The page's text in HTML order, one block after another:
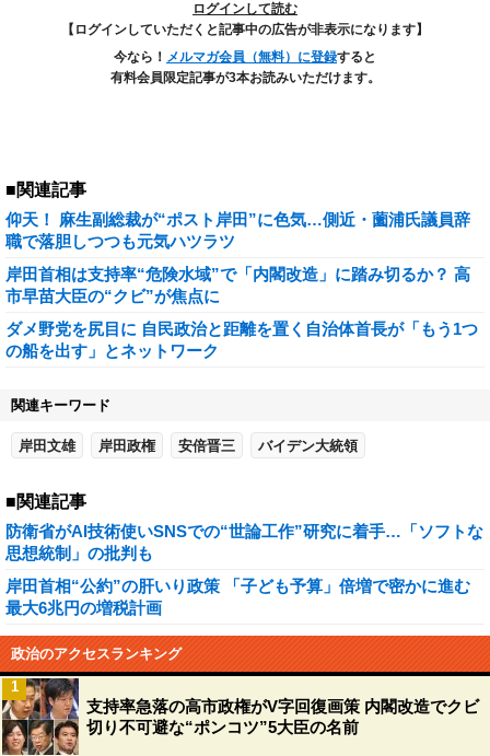
ログインして読む
【ログインしていただくと記事中の広告が非表示になります】
今なら！ メルマガ会員（無料）に登録すると
有料会員限定記事が3本お読みいただけます。
■関連記事
仰天！ 麻生副総裁が“ポスト岸田”に色気…側近・薗浦氏議員辞
職で落胆しつつも元気ハツラツ
岸田首相は支持率“危険水域”で「内閣改造」に踏み切るか？ 高
市早苗大臣の“クビ”が焦点に
ダメ野党を尻目に 自民政治と距離を置く自治体首長が「もう1つ
の船を出す」とネットワーク
関連キーワード
岸田文雄 岸田政権 安倍晋三 バイデン大統領
■関連記事
防衛省がAI技術使いSNSでの“世論工作”研究に着手…「ソフトな
思想統制」の批判も
岸田首相“公約”の肝いり政策 「子ども予算」倍増で密かに進む
最大6兆円の増税計画
政治のアクセスランキング
支持率急落の高市政権がV字回復画策 内閣改造でクビ
切り不可避な“ポンコツ”5大臣の名前
1